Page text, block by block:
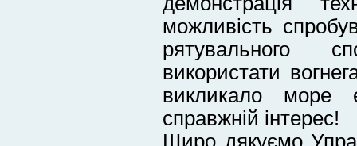
можливість
рятувального
використати
викликало море
справжній інтерес!
Щиро дякуємо